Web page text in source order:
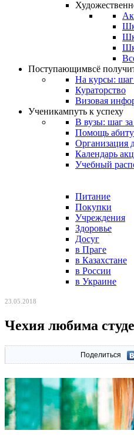
Поступающимвсё
На курсы:
Кураторство
Визовая
Ученикампуть к успеху
В вузы: шаг
Помощь
Организация
Календарь
Учебный
Питание
Покупки
Учреждения
Здоровье
Досуг
в Праге
в Казахстане
в России
в Украине
23.05.2018
Чехия любима
Поделиться